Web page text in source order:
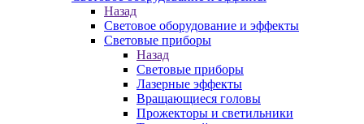
Назад
Световое оборудование и эффекты
Световые приборы
Назад
Световые приборы
Лазерные эффекты
Вращающиеся головы
Прожекторы и светильники